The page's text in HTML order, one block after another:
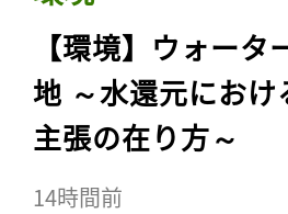
【環境】ウォー
地 ～水還元にお
主張の在り方～
14時間前